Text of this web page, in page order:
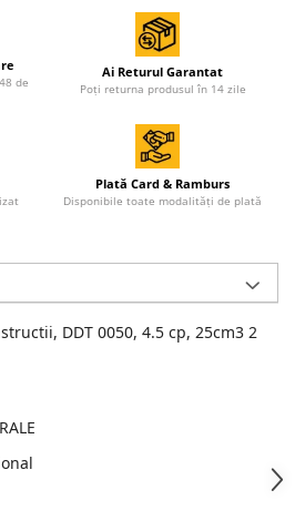
de
Ai Returul Garantat
Poți returna produsul în 14 zile
Plată Card & Ramburs
Disponibile toate modalități de plată
DDT 0050, 4.5 cp, 25cm3 2